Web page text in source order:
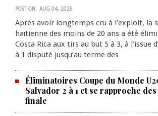
POST ON AUG 04, 2026
Après avoir longtemps cru à l’exploit, la
haïtienne des moins de 20 ans a été
Costa Rica aux tirs au but 5 à 3, à l’issue
à 1 disputé jusqu’au terme des
Éliminatoires Coupe du Monde
Salvador 2 à 1 et se rapproche
finale